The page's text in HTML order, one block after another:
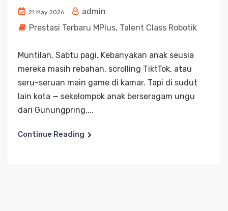
21 May 2026
admin
Prestasi Terbaru MPlus, Talent Class Robotik
Muntilan, Sabtu pagi. Kebanyakan anak seusia
mereka masih rebahan, scrolling TiktTok, atau
seru-seruan main game di kamar. Tapi di sudut
lain kota — sekelompok anak berseragam ungu
dari Gunungpring,...
Continue Reading